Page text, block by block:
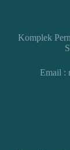
Komplek
Email :